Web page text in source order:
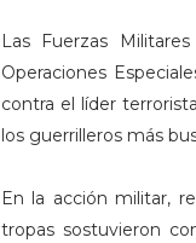
Las Fuerzas
Operaciones
contra el líder
los guerrilleros más
En la acción militar,
tropas sostuvieron